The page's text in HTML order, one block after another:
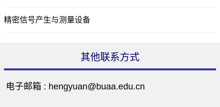
精密信号产生与测量设备
其他联系方式
电子邮箱 : hengyuan@buaa.edu.cn